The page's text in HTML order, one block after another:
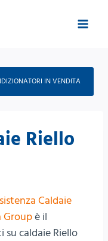
IN VENDITA
Riello
Caldaie
Groupè il
caldaie Riello